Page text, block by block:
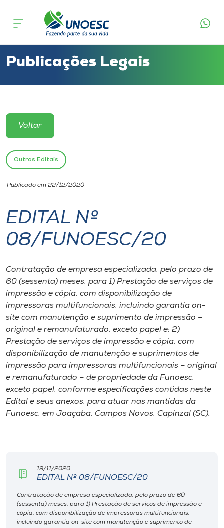
Cursos
Atendimento ao Estudante
Portal de Ensino
Unoesc
Internacionalização
I.nova
Diplomados
Cultura
CPA
Biblioteca
Editora
Unoesc
Store
Publicações Legais
Voltar
Outros Editais
Publicado em 22/12/2020
EDITAL Nº
08/FUNOESC/20
Contratação de empresa especializada, pelo prazo de
60 (sessenta) meses, para 1) Prestação de serviços de
impressão e cópia, com disponibilização de
impressoras multifuncionais, incluindo garantia on-
site com manutenção e suprimento de impressão –
original e remanufaturado, exceto papel e; 2)
Prestação de serviços de impressão e cópia, com
disponibilização de manutenção e suprimentos de
impressão para impressoras multifuncionais – original
e remanufaturado – de propriedade da Funoesc,
exceto papel, conforme especificações contidas neste
Edital e seus anexos, para atuar nas mantidas da
Funoesc, em Joaçaba, Campos Novos, Capinzal (SC).
19/11/2020
EDITAL Nº 08/FUNOESC/20
Contratação de empresa especializada, pelo prazo de 60
(sessenta) meses, para 1) Prestação de serviços de impressão e
cópia, com disponibilização de impressoras multifuncionais,
incluindo garantia on-site com manutenção e suprimento de